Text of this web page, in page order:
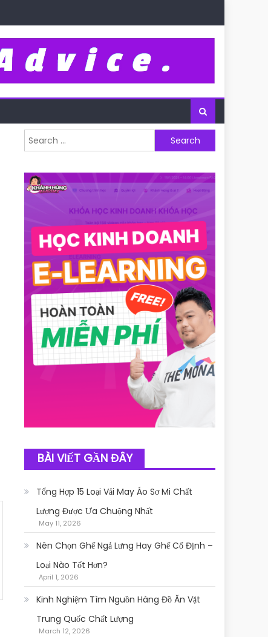
Search for:
BÀI VIẾT GẦN ĐÂY
Tổng Hợp 15 Loại Vải May Áo Sơ Mi Chất
Lượng Được Ưa Chuộng Nhất
May 11, 2026
Nên Chọn Ghế Ngả Lưng Hay Ghế Cố Định –
Loại Nào Tốt Hơn?
April 1, 2026
Kinh Nghiệm Tìm Nguồn Hàng Đồ Ăn Vặt
Trung Quốc Chất Lượng
March 12, 2026